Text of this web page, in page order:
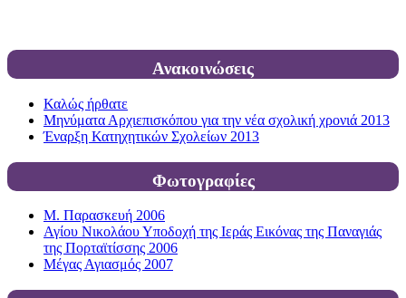
Ανακοινώσεις
Καλώς ήρθατε
Μηνύματα Αρχιεπισκόπου για την νέα σχολική χρονιά 2013
Έναρξη Κατηχητικών Σχολείων 2013
Φωτογραφίες
Μ. Παρασκευή 2006
Αγίου Νικολάου Υποδοχή της Ιεράς Εικόνας της Παναγιάς
της Πορταϊτίσσης 2006
Μέγας Αγιασμός 2007